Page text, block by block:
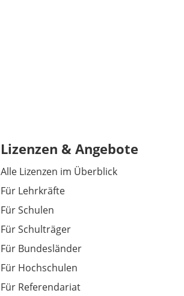
Lizenzen & Angebote
Alle Lizenzen im Überblick
Für Lehrkräfte
Für Schulen
Für Schulträger
Für Bundesländer
Für Hochschulen
Für Referendariat